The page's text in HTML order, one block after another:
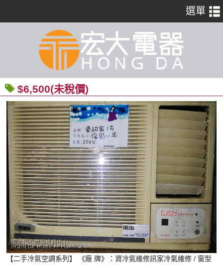
$6,500(未稅價)
【二手冷氣空調系列】 《廠 牌》：資冷氣維修訊家冷氣維修 / 窗型